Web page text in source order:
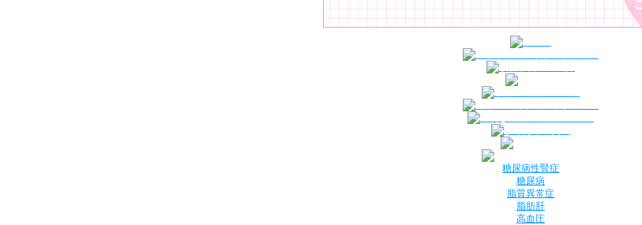
糖尿病性腎症
糖尿病
脂質異常症
脂肪肝
高血圧